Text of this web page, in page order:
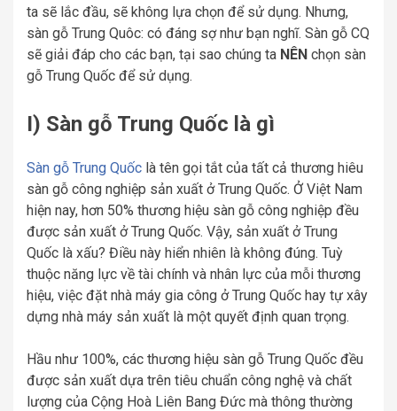
ta sẽ lắc đầu, sẽ không lựa chọn để sử dụng. Nhưng,
sàn gỗ Trung Quôc: có đáng sợ như bạn nghĩ. Sàn gỗ CQ
sẽ giải đáp cho các bạn, tại sao chúng ta NÊN chọn sàn
gỗ Trung Quốc để sử dụng.
I) Sàn gỗ Trung Quốc là gì
Sàn gỗ Trung Quốc là tên gọi tắt của tất cả thương hiêu
sàn gỗ công nghiệp sản xuất ở Trung Quốc. Ở Việt Nam
hiện nay, hơn 50% thương hiệu sàn gỗ công nghiệp đều
được sản xuất ở Trung Quốc. Vậy, sản xuất ở Trung
Quốc là xấu? Điều này hiển nhiên là không đúng. Tuỳ
thuộc năng lực về tài chính và nhân lực của mỗi thương
hiệu, việc đặt nhà máy gia công ở Trung Quốc hay tự xây
dựng nhà máy sản xuất là một quyết định quan trọng.
Hầu như 100%, các thương hiệu sàn gỗ Trung Quốc đều
được sản xuất dựa trên tiêu chuẩn công nghệ và chất
lượng của Cộng Hoà Liên Bang Đức mà thông thường